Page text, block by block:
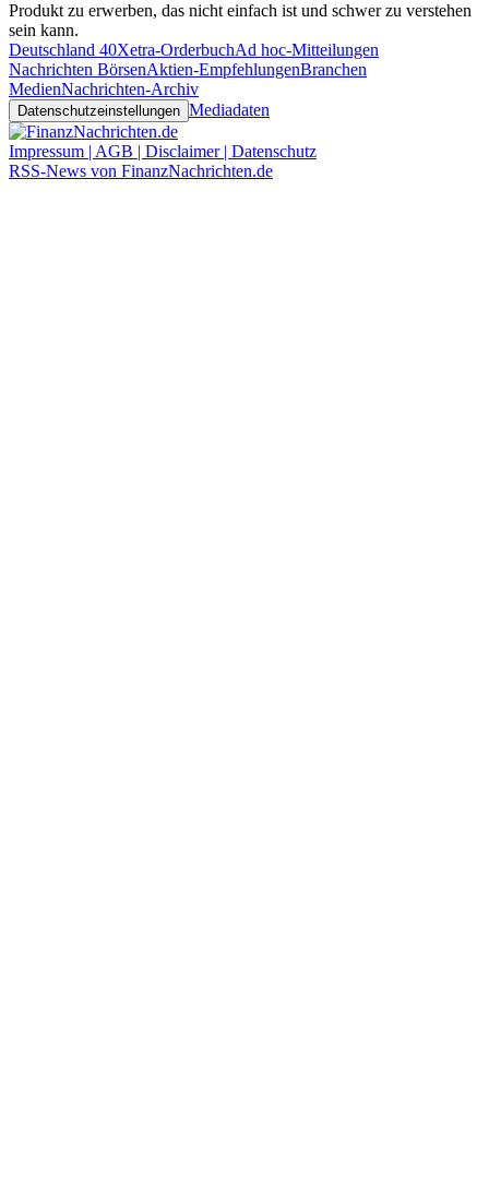
Produkt zu erwerben, das nicht einfach ist und schwer zu verstehen
sein kann.
Deutschland 40Xetra-OrderbuchAd hoc-Mitteilungen
Nachrichten BörsenAktien-EmpfehlungenBranchen
MedienNachrichten-Archiv
Datenschutzeinstellungen Mediadaten
Impressum | AGB | Disclaimer | Datenschutz
RSS-News von FinanzNachrichten.de